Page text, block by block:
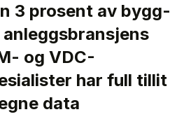
3 prosent av bygg-
anleggsbransjens
og VDC-
har full tillit
data